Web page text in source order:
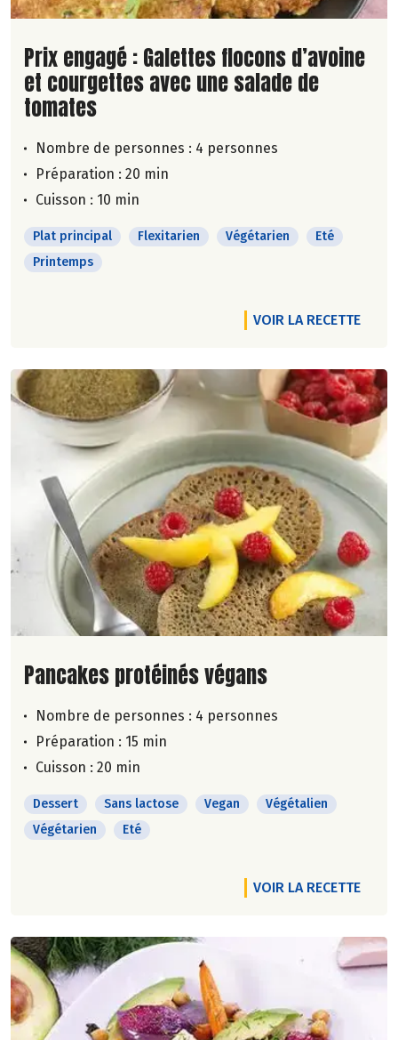
Lire la suite de la recette
Prix engagé : Galettes flocons d’avoine
et courgettes avec une salade de
tomates
Nombre de personnes : 4 personnes
Préparation : 20 min
Cuisson : 10 min
Plat principal Flexitarien Végétarien
Eté
Printemps
VOIR LA RECETTE
Lire la suite de la recette
Pancakes protéinés végans
Nombre de personnes : 4 personnes
Préparation : 15 min
Cuisson : 20 min
Dessert Sans lactose Vegan
Végétalien
Végétarien
Eté
VOIR LA RECETTE